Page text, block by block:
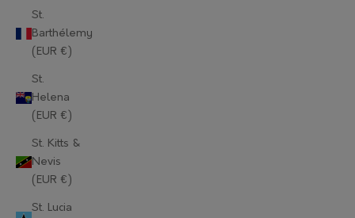
St.
Barthélemy
(EUR €)
St.
Helena
(EUR €)
St. Kitts &
Nevis
(EUR €)
St. Lucia
Montenegro (EUR €)
Morocco (EUR €)
Mozambique (EUR €)
Myanmar (Burma) (EUR €)
Namibia (EUR €)